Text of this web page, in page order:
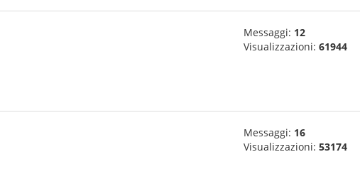
Messaggi: 12
Visualizzazioni: 61944
Messaggi: 16
Visualizzazioni: 53174